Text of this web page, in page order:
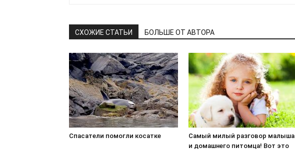
СХОЖИЕ СТАТЬИ БОЛЬШЕ ОТ АВТОРА
Спасатели помогли косатке
Самый милый разговор малыша
и домашнего питомца! Вот это